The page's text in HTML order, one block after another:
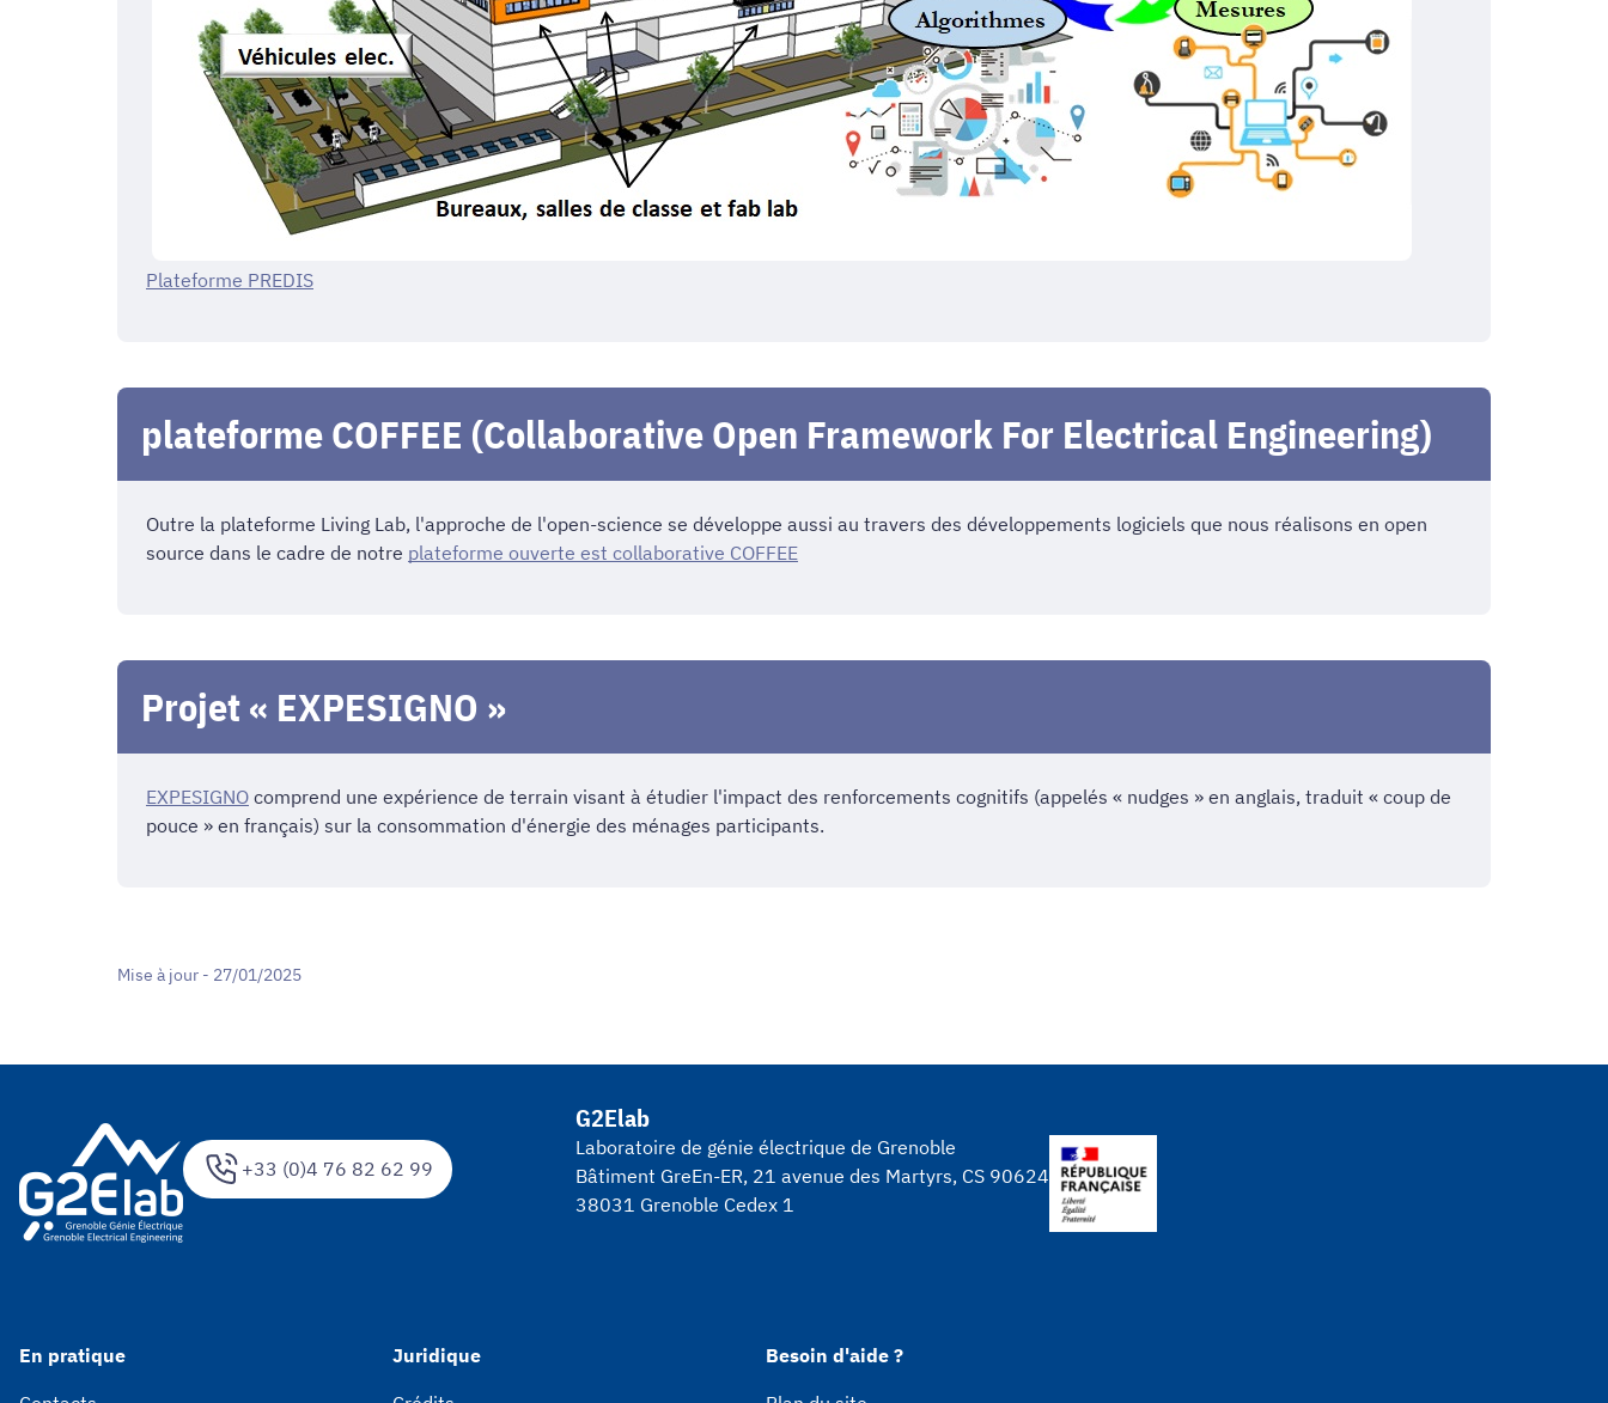
Plateforme PREDIS
plateforme COFFEE (Collaborative Open Framework For Electrical Engineering)
Outre la plateforme Living Lab, l'approche de l'open-science se développe aussi au travers des développements logiciels que nous réalisons en open
source dans le cadre de notre plateforme ouverte est collaborative COFFEE
Projet « EXPESIGNO »
EXPESIGNO comprend une expérience de terrain visant à étudier l'impact des renforcements cognitifs (appelés « nudges » en anglais, traduit « coup de
pouce » en français) sur la consommation d'énergie des ménages participants.
Mise à jour - 27/01/2025
+33 (0)4 76 82 62 99
G2Elab
Laboratoire de génie électrique de Grenoble
Bâtiment GreEn-ER, 21 avenue des Martyrs, CS 90624
38031 Grenoble Cedex 1
En pratique
Juridique
Besoin d'aide ?